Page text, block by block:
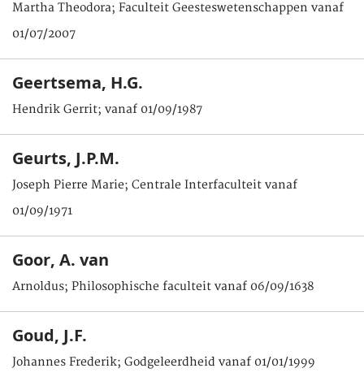
Martha Theodora; Faculteit Geesteswetenschappen vanaf
01/07/2007
Geertsema, H.G.
Hendrik Gerrit; vanaf 01/09/1987
Geurts, J.P.M.
Joseph Pierre Marie; Centrale Interfaculteit vanaf
01/09/1971
Goor, A. van
Arnoldus; Philosophische faculteit vanaf 06/09/1638
Goud, J.F.
Johannes Frederik; Godgeleerdheid vanaf 01/01/1999